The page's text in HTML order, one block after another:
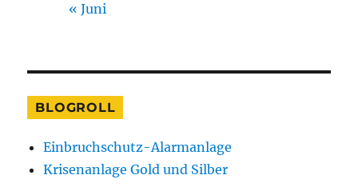
« Juni
BLOGROLL
Einbruchschutz-Alarmanlage
Krisenanlage Gold und Silber